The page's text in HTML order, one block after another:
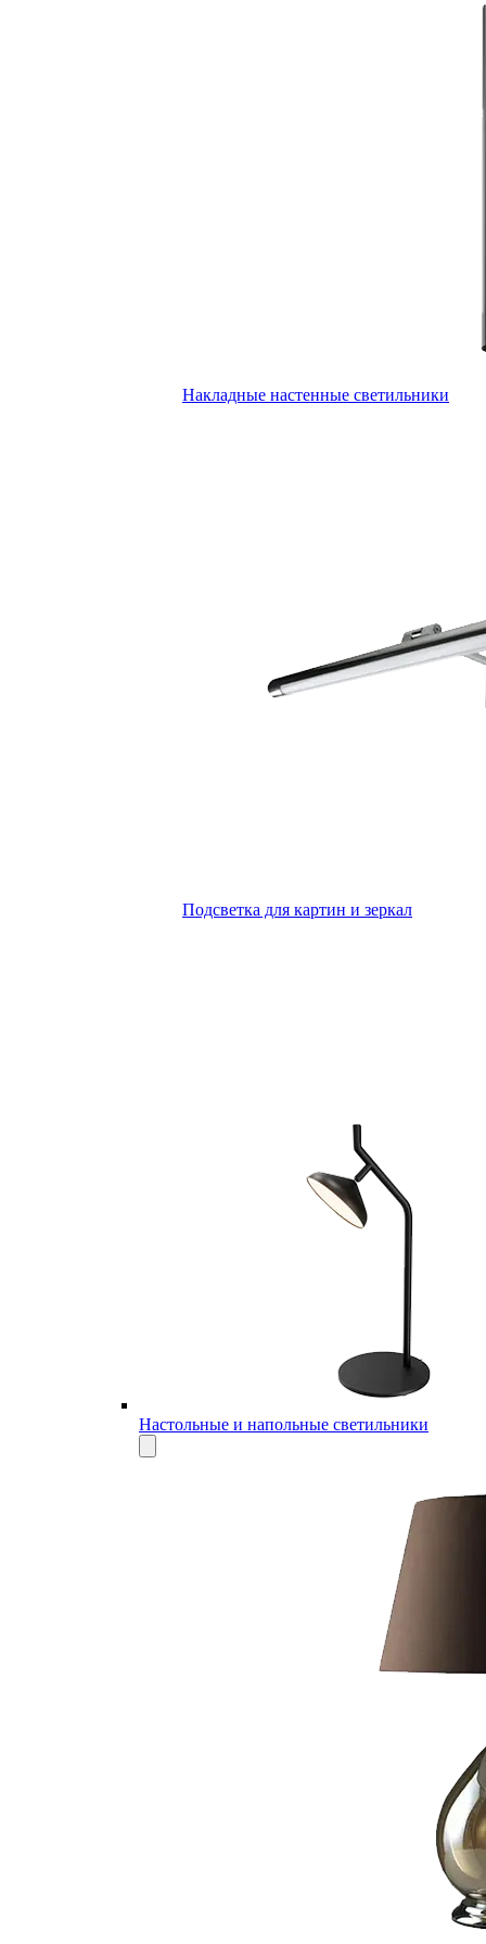
Накладные настенные светильники
Подсветка для картин и зеркал
Настольные и напольные светильники